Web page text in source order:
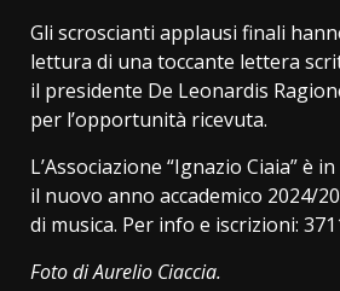
Gli scroscianti applausi finali
lettura di una toccante lettera
il presidente De Leonardis
per l’opportunità ricevuta.
L’Associazione “Ignazio Ciaia” è
il nuovo anno accademico 2024/
di musica. Per info e iscrizioni:
Foto di Aurelio Ciaccia.